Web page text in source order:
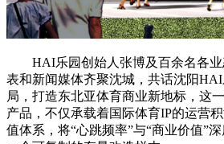
HAI乐园创始人张博及百余名各
表和新闻媒体齐聚沈城，共话沈阳
局，打造东北亚体育商业新地标，这
产品，不仅承载着国际体育IP的运营
值体系，将“心跳频率”与“商业价值”